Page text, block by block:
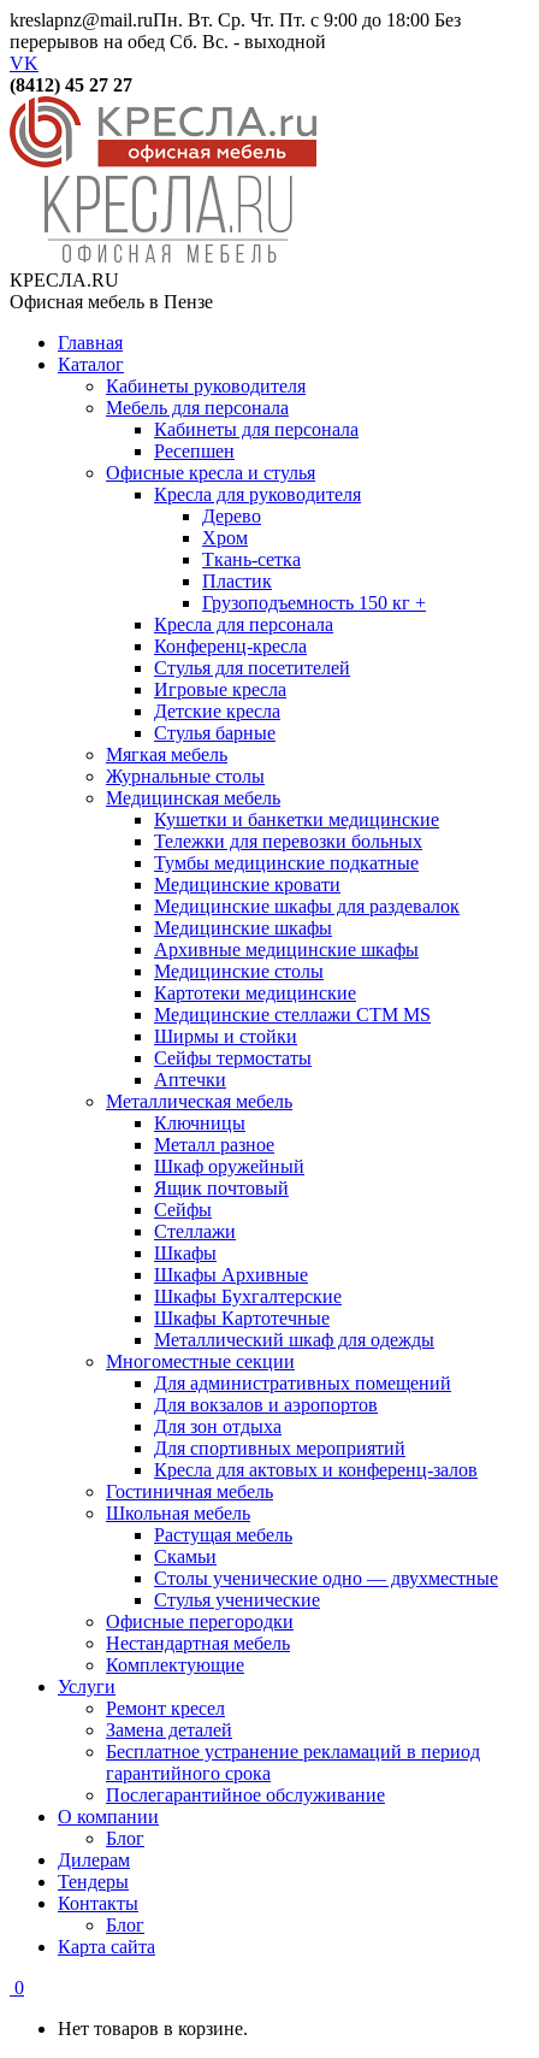
kreslapnz@mail.ruПн. Вт. Ср. Чт. Пт. с 9:00 до 18:00 Без
перерывов на обед Сб. Вс. - выходной
VK
(8412) 45 27 27
КРЕСЛА.RU
Офисная мебель в Пензе
Главная
Каталог
Кабинеты руководителя
Мебель для персонала
Кабинеты для персонала
Ресепшен
Офисные кресла и стулья
Кресла для руководителя
Дерево
Хром
Ткань-сетка
Пластик
Грузоподъемность 150 кг +
Кресла для персонала
Конференц-кресла
Стулья для посетителей
Игровые кресла
Детские кресла
Стулья барные
Мягкая мебель
Журнальные столы
Медицинская мебель
Кушетки и банкетки медицинские
Тележки для перевозки больных
Тумбы медицинские подкатные
Медицинские кровати
Медицинские шкафы для раздевалок
Медицинские шкафы
Архивные медицинские шкафы
Медицинские столы
Картотеки медицинские
Медицинские стеллажи CTM MS
Ширмы и стойки
Сейфы термостаты
Аптечки
Металлическая мебель
Ключницы
Металл разное
Шкаф оружейный
Ящик почтовый
Сейфы
Стеллажи
Шкафы
Шкафы Архивные
Шкафы Бухгалтерские
Шкафы Картотечные
Металлический шкаф для одежды
Многоместные секции
Для административных помещений
Для вокзалов и аэропортов
Для зон отдыха
Для спортивных мероприятий
Кресла для актовых и конференц-залов
Гостиничная мебель
Школьная мебель
Растущая мебель
Скамьи
Столы ученические одно — двухместные
Стулья ученические
Офисные перегородки
Нестандартная мебель
Комплектующие
Услуги
Ремонт кресел
Замена деталей
Бесплатное устранение рекламаций в период
гарантийного срока
Послегарантийное обслуживание
О компании
Блог
Дилерам
Тендеры
Контакты
Блог
Карта сайта
0
Нет товаров в корзине.